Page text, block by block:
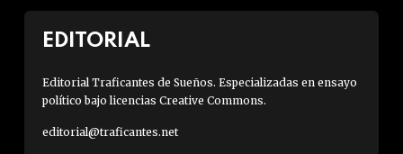
EDITORIAL
Editorial Traficantes de Sueños. Especializadas en ensayo
político bajo licencias Creative Commons.
editorial@traficantes.net